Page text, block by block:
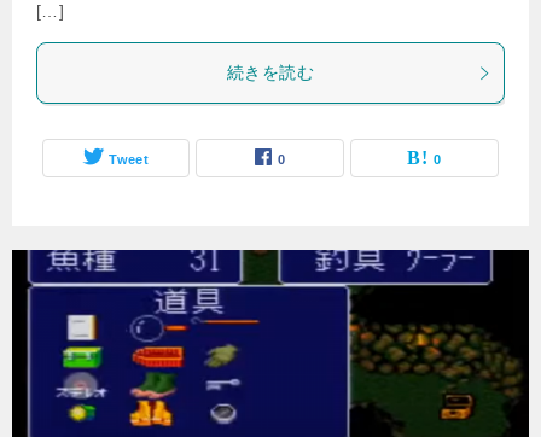
[…]
続きを読む
Tweet 0 0